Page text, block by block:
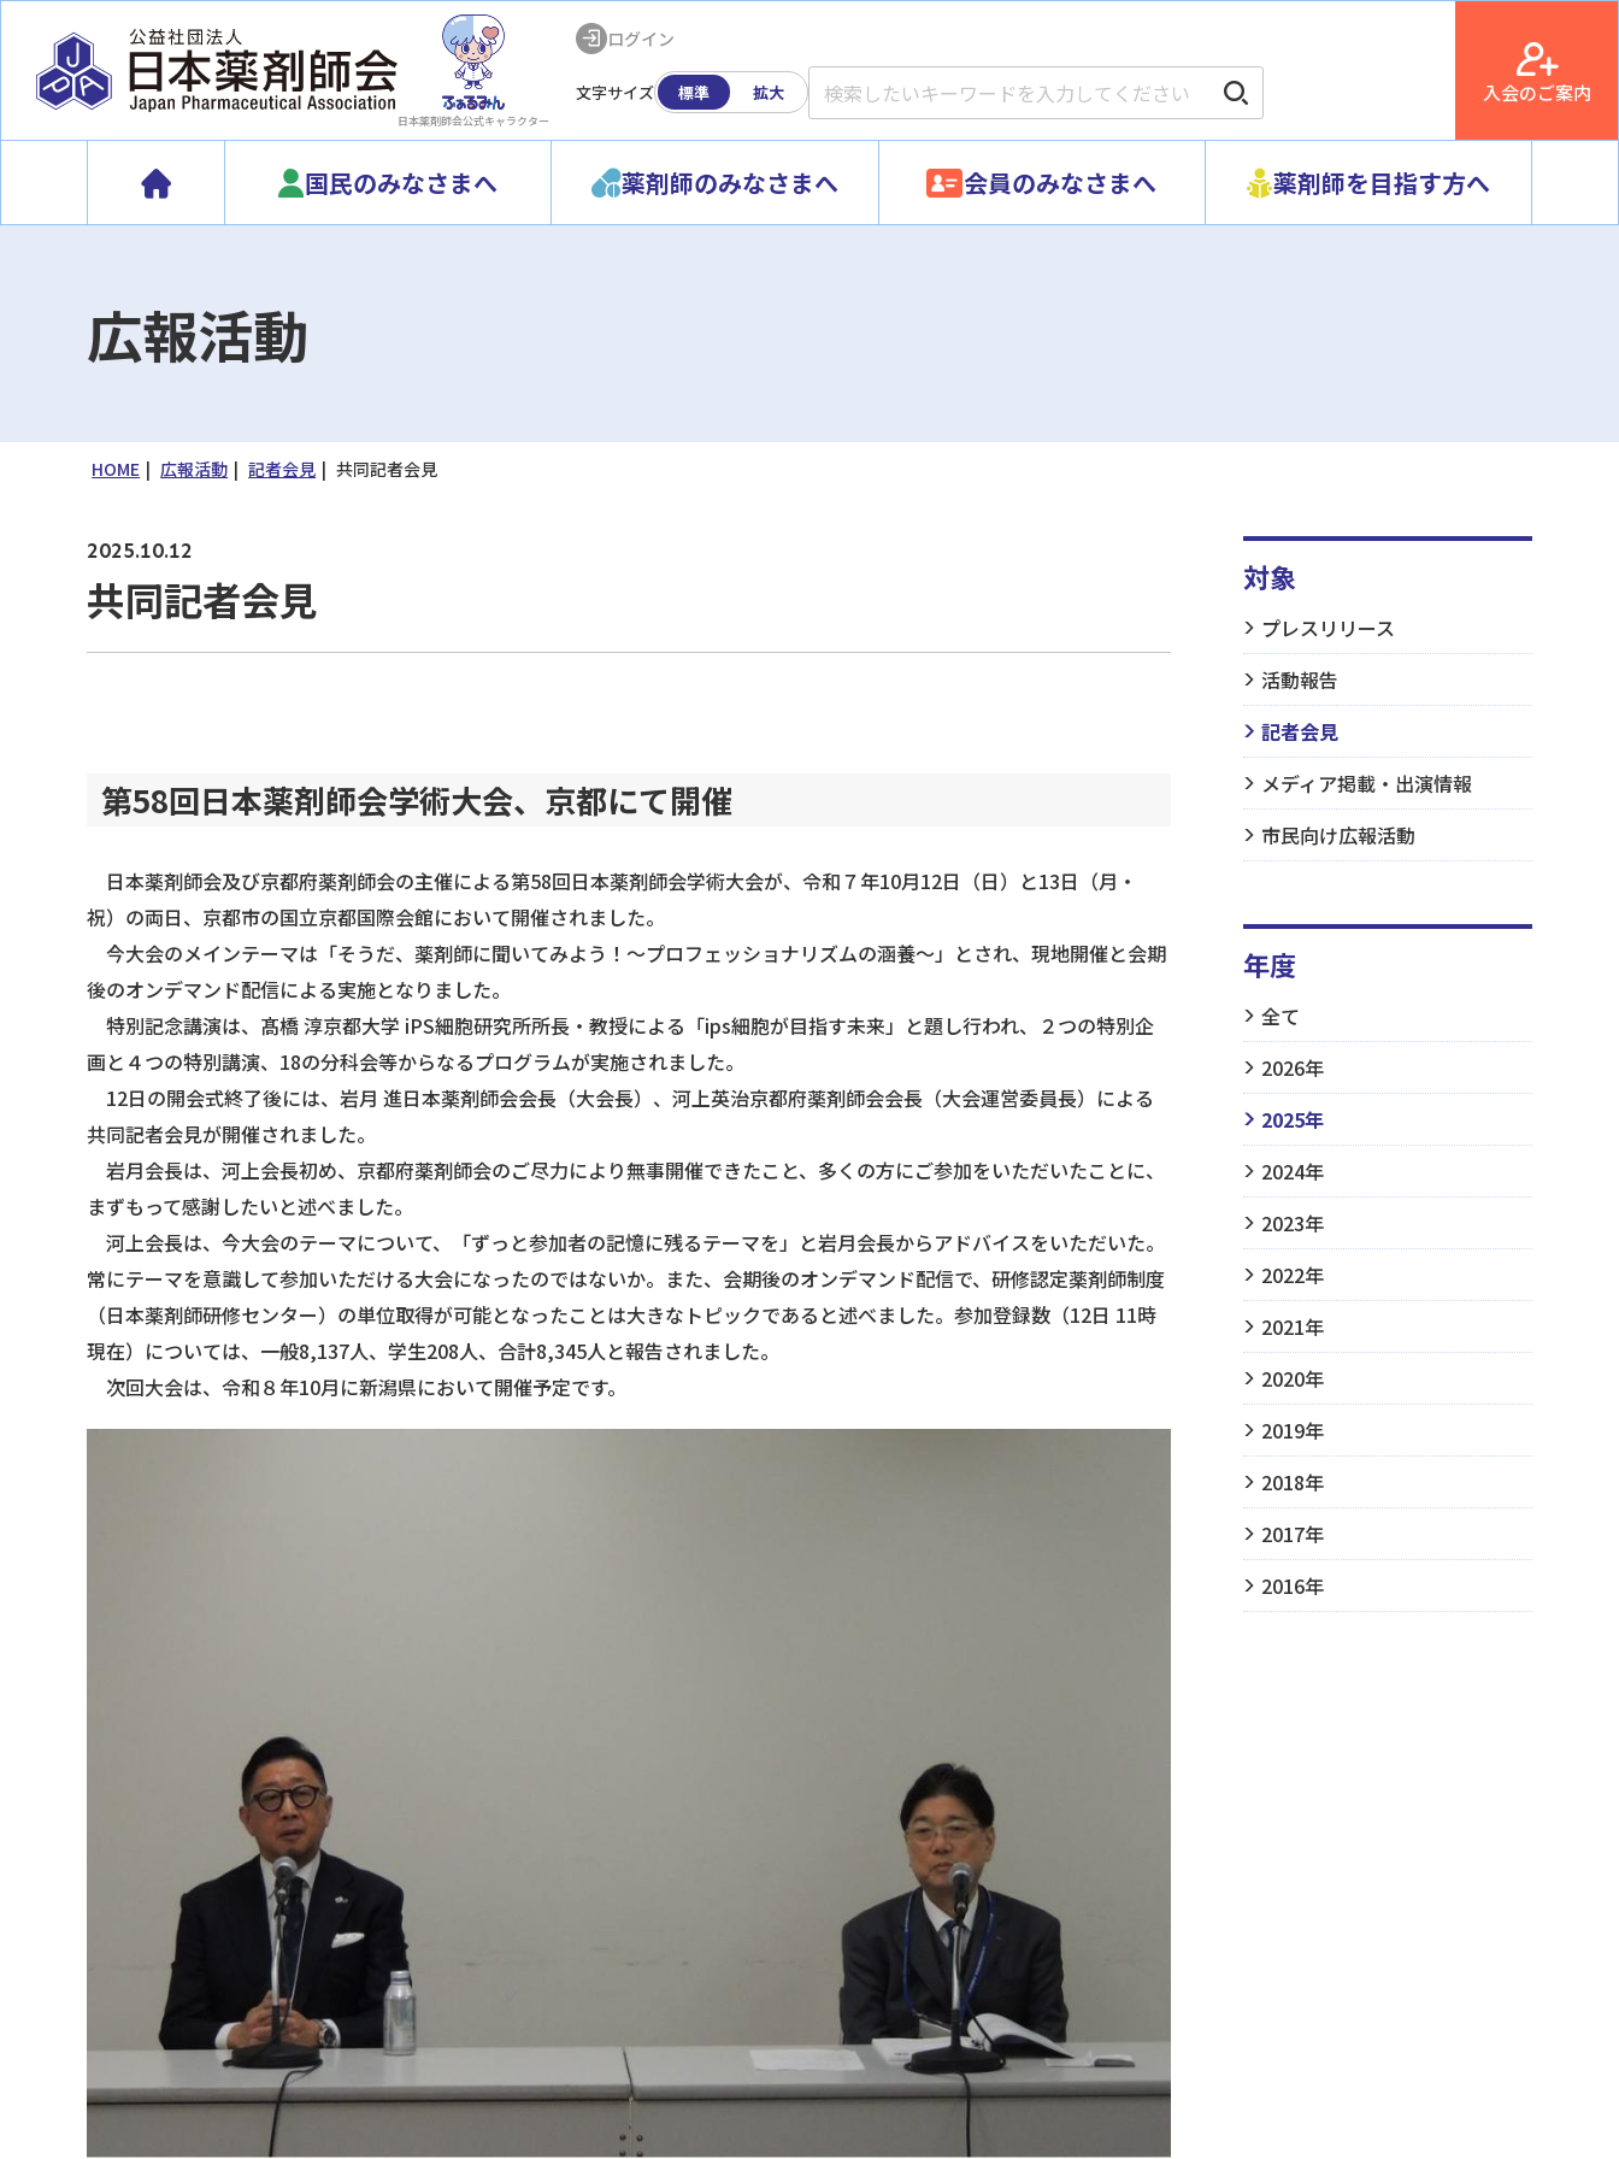
日本薬剤師会公式キャラクター
ログイン
文字サイズ 標準 拡大 入会のご案内
国民のみなさまへ 薬剤師のみなさまへ 会員のみなさまへ 薬剤師を目指す方へ
広報活動
HOME 広報活動 記者会見 共同記者会見
2025.10.12
共同記者会見
第58回日本薬剤師会学術大会、京都にて開催
日本薬剤師会及び京都府薬剤師会の主催による第58回日本薬剤師会学術大会が、令和７年10月12日（日）と13日（月・
祝）の両日、京都市の国立京都国際会館において開催されました。
今大会のメインテーマは「そうだ、薬剤師に聞いてみよう！～プロフェッショナリズムの涵養～」とされ、現地開催と会期
後のオンデマンド配信による実施となりました。
特別記念講演は、髙橋 淳京都大学 iPS細胞研究所所長・教授による「ips細胞が目指す未来」と題し行われ、２つの特別企
画と４つの特別講演、18の分科会等からなるプログラムが実施されました。
12日の開会式終了後には、岩月 進日本薬剤師会会長（大会長）、河上英治京都府薬剤師会会長（大会運営委員長）による
共同記者会見が開催されました。
岩月会長は、河上会長初め、京都府薬剤師会のご尽力により無事開催できたこと、多くの方にご参加をいただいたことに、
まずもって感謝したいと述べました。
河上会長は、今大会のテーマについて、「ずっと参加者の記憶に残るテーマを」と岩月会長からアドバイスをいただいた。
常にテーマを意識して参加いただける大会になったのではないか。また、会期後のオンデマンド配信で、研修認定薬剤師制度
（日本薬剤師研修センター）の単位取得が可能となったことは大きなトピックであると述べました。参加登録数（12日 11時
現在）については、一般8,137人、学生208人、合計8,345人と報告されました。
次回大会は、令和８年10月に新潟県において開催予定です。
対象
プレスリリース
活動報告
記者会見
メディア掲載・出演情報
市民向け広報活動
年度
全て
2026年
2025年
2024年
2023年
2022年
2021年
2020年
2019年
2018年
2017年
2016年